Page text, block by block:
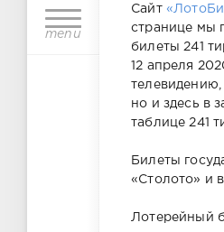
menu
Сайт
странице мы
билеты 241
12 апреля
но и здесь в
таблице 241
Билеты
«Столото» и
Лотерейный